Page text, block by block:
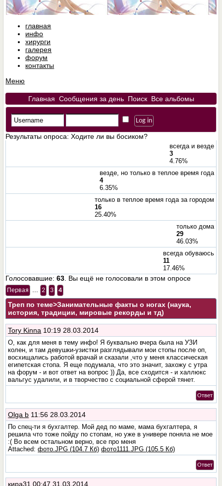
главная
инфо
хирурги
галерея
форум
контакты
Меню
Главная Сообщения за день Поиск Все альбомы
Результаты опроса: Ходите ли вы босиком?
всегда и везде
3
4.76%
везде, но только в теплое время года
4
6.35%
только в теплое время года за городом
16
25.40%
только дома
29
46.03%
всегда обуваюсь
11
17.46%
Голосовавшие:63 . Вы ещё не голосовали в этом опросе
Первая 2 3 4
Треп по теме>Занимательные факты о ногах (наука,
история, традиции, мировые рекорды и тд)
Tory Kinna 10:19 28.03.2014
О, как для меня в тему инфо! Я буквально вчера была на УЗИ
колен, и там девушки-узистки разглядывали мои стопы после оп,
восхищались работой врачай и сказали ,что у меня классическая
египетская стопа. Я еще подумала, что это значит, захожу с утра
на форум - и вот ответ на вопрос )) Да, все сходится - и халлюкс
вальгус удалили, и в творчество с социальной сферой тянет.
Ответ
Olga b 11:56 28.03.2014
По спец-ти я бухгалтер. Мой дед по маме, мама бухгалтера, я
решила что тоже пойду по стопам, но уже в универе поняла не мое
:( Во всем остальном верно, все про меня
Attached:фото.JPG (104.7 Кб) фото1111.JPG (105.5 Кб)
Ответ
кира31 00:47 31.03.2014